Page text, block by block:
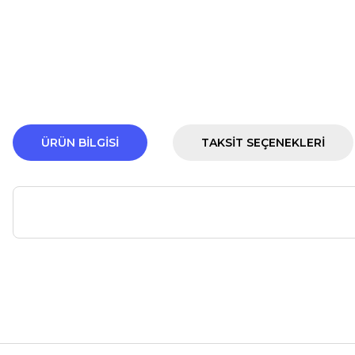
ÜRÜN BILGISI TAKSIT SEÇENEKLERI